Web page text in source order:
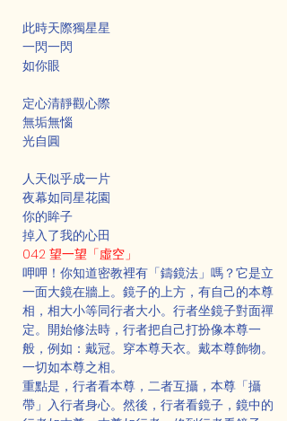
此時天際獨星星
一閃一閃
如你眼
定心清靜觀心際
無垢無惱
光自圓
人天似乎成一片
夜幕如同星花園
你的眸子
掉入了我的心田
042 望一望「虛空」
呷呷！你知道密教裡有「鑄鏡法」嗎？它是立
一面大鏡在牆上。鏡子的上方，有自己的本尊
相，相大小等同行者大小。行者坐鏡子對面禪
定。開始修法時，行者把自己打扮像本尊一
般，例如：戴冠。穿本尊天衣。戴本尊飾物。
一切如本尊之相。
重點是，行者看本尊，二者互攝，本尊「攝
帶」入行者身心。然後，行者看鏡子，鏡中的